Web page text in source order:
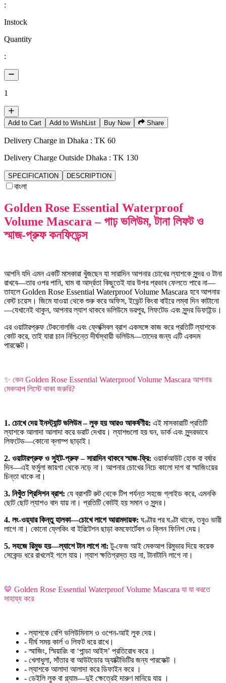
:
Instock
Quantity
:
1
Add to Cart Add to WishList Buy Now Share
Delivery Charge in Dhaka : TK 60
Delivery Charge Outside Dhaka : TK 130
SPECIFICATION DESCRIPTION
বাংলা
Golden Rose Essential Waterproof
Volume Mascara – গাঢ় ভলিউম, টানা লিফট ও
স্মাজ-প্রুফ কনফিডেন্স
আপনি যদি এমন একটি মাসকারা খুঁজছেন যা সারাদিন আপনার চোখের ল্যাশকে সুন্দর ও টানা
রাখবে—তার ওপর পানি, ঘাম বা আর্দ্রতা কিছুতেই যার উপর প্রভাব ফেলতে পারে না—
তাহলে Golden Rose Essential Waterproof Volume Mascara হবে আপনার
বেস্ট চয়েস। জিমে যাওয়া থেকে শুরু করে অফিস, ইভেন্ট কিংবা বাইরে লম্বা দিন কাটানো
—যেখানেই থাকুন, আপনার ল্যাশ থাকবে ভলিউমে ভরপুর, লিফটেড এবং সুন্দর ডিফাইন্ড।
এর ওয়াটারপ্রুফ টেকনোলজি এবং ফ্লেক্সিবল ব্রাশ একসঙ্গে কাজ করে প্রতিটি ল্যাশকে
কোট করে, তাই যারা চান নিশ্চিন্তে দীর্ঘস্থায়ী ভলিউম—তাদের জন্য এটি একদম
পারফেক্ট।
✨ কেন Golden Rose Essential Waterproof Volume Mascara আপনার
মেকআপ লিস্টে থাকা জরুরি?
1. চোখে দেয় ইনস্ট্যান্ট ভলিউম – লুক হয় আরও আকর্ষণীয়: এই মাসকারাটি প্রতিটি
ল্যাশকে আলাদা আলাদা করে ভরাট দেখায়। ল্যাশগুলো হয় ঘন, ডার্ক এবং সুন্দরভাবে
লিফটেড—কোনো ক্লাম্প ছাড়াই।
2. ওয়াটারপ্রুফ ও সুইট-প্রুফ – সারাদিন থাকবে স্মাজ-ফ্রি: ওয়ার্কআউট হোক বা বর্ষার
দিন—এই ফর্মুলা জায়গা থেকে নড়ে না। আপনার চোখের নিচে কালো দাগ বা স্মাজিংয়ের
চিন্তা থাকে না।
3. নিখুঁত প্রিসিশন ব্রাশ: যে ব্রাশটি রুট থেকে টিপ পর্যন্ত সহজে গ্লাইড করে, এমনকি
ছোট ছোট ল্যাশও বাদ যায় না। প্রতিটি কোটই হয় সমান ও সুন্দর।
4. লং-ওয়্যার কিন্তু হালকা—চোখে লাগে আরামদায়ক: ঘণ্টার পর ঘণ্টা থাকে, তবুও ভারী
লাগে না। কোনো ফ্লেকিং বা ইরিটেশন ছাড়া কমফোর্টেবল ও ক্লিন ফিনিশ দেয়।
5. সহজে রিমুভ হয়—ল্যাশে টান লাগে না:টু-ফেজ আই মেকআপ রিমুভার দিয়ে কয়েক
সেকেন্ড ধরে রাখলেই গলে যায়। ল্যাশ ক্ষতিগ্রস্ত হয় না, টানাটানি লাগে না।
💛 Golden Rose Essential Waterproof Volume Mascara যা যা করতে
সাহায্য করে
- ল্যাশকে বেশি ভলিউমিনাস ও ওপেন-আই লুক দেয়।
- দীর্ঘ সময় কার্ল ও লিফট ধরে রাখে।
- স্মাজিং, স্মিয়ারিং বা ‘পান্ডা আইস’ প্রতিরোধ করে ।
- খেলাধুলা, সাঁতার বা আউটডোর অ্যাক্টিভিটির জন্য পারফেক্ট ।
- ল্যাশকে আলাদা আলাদা করে ডিফাইন করে ।
- ডেইলি লুক বা গ্ল্যাম—দুই ক্ষেত্রেই দারুণ মানিয়ে যায় ।